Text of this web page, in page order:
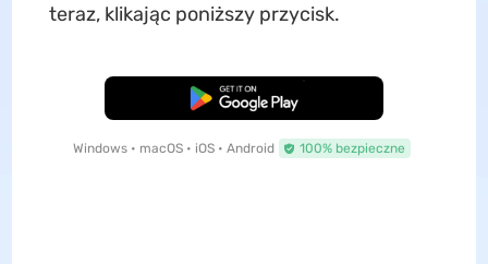
teraz, klikając poniższy przycisk.
Pobierz za darmo
Windows • macOS • iOS • Android 100% bezpieczne